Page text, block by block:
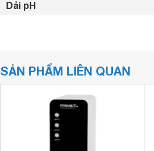
Dải pH
Khối lượng
SẢN PHẨM LIÊN QUAN